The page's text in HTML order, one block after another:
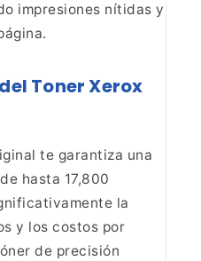
impresiones nítidas y
Toner Xerox
te garantiza una
de hasta 17,800
la
y los costos por
de precisión